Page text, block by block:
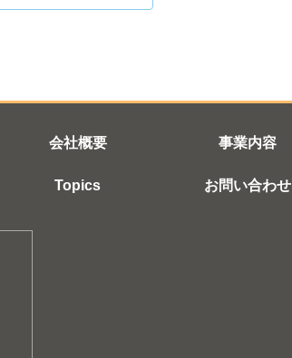
会社概要 事業内容
Topics お問い合わせ